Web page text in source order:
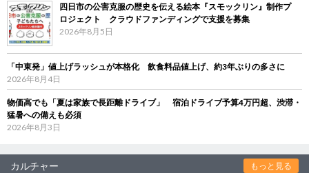
四日市の公害克服の歴史を伝える絵本『スモックリン』制作プ
ロジェクト クラウドファンディングで支援を募集
2026年8月5日
「中東発」値上げラッシュが本格化 飲食料品値上げ、約3年ぶりの多さに
2026年8月4日
物価高でも「夏は家族で長距離ドライブ」 宿泊ドライブ予算4万円超、渋滞・
猛暑への備えも必須
2026年8月3日
カルチャー もっと見る